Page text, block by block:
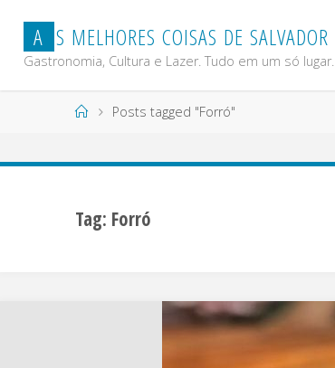
content
A S MELHORES COISAS DE SALVADOR
Gastronomia, Cultura e Lazer. Tudo em um só lugar.
HomePosts tagged "Forró"
Tag: Forró